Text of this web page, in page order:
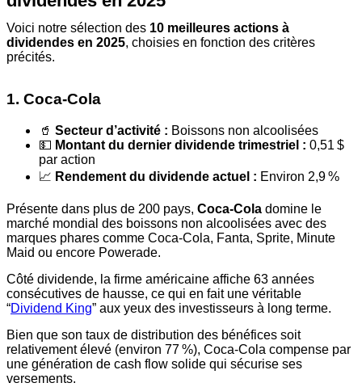
Voici notre sélection des 10 meilleures actions à
dividendes en 2025, choisies en fonction des critères
précités.
1. Coca-Cola
🥤 Secteur d’activité : Boissons non alcoolisées
💵 Montant du dernier dividende trimestriel : 0,51 $
par action
📈 Rendement du dividende actuel : Environ 2,9 %
Présente dans plus de 200 pays, Coca-Cola domine le
marché mondial des boissons non alcoolisées avec des
marques phares comme Coca-Cola, Fanta, Sprite, Minute
Maid ou encore Powerade.
Côté dividende, la firme américaine affiche 63 années
consécutives de hausse, ce qui en fait une véritable
“Dividend King” aux yeux des investisseurs à long terme.
Bien que son taux de distribution des bénéfices soit
relativement élevé (environ 77 %), Coca-Cola compense par
une génération de cash flow solide qui sécurise ses
versements.